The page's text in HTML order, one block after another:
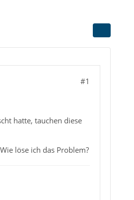
#1
hatte, tauchen diese
löse ich das Problem?